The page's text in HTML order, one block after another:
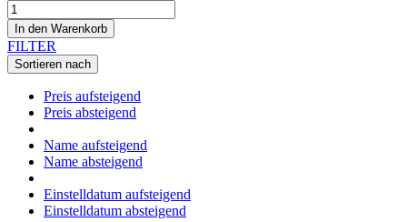
In den Warenkorb
FILTER
Sortieren nach
Preis aufsteigend
Preis absteigend
Name aufsteigend
Name absteigend
Einstelldatum aufsteigend
Einstelldatum absteigend